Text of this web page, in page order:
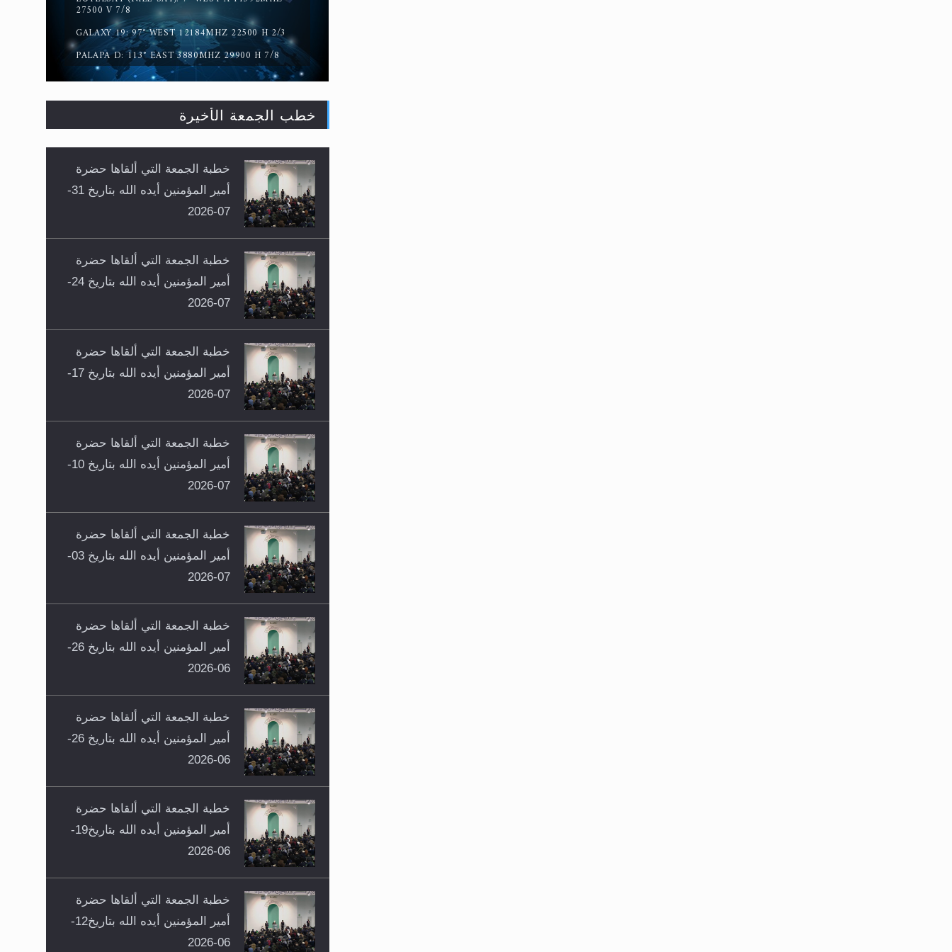
27500 V 7/8
GALAXY 19: 97° WEST 12184MHZ 22500 H 2/3
PALAPA D: 113° EAST 3880MHZ 29900 H 7/8
خطب الجمعة الأخيرة
خطبة الجمعة التي ألقاها حضرة
أمير المؤمنين أيده الله بتاريخ 31-
07-2026
خطبة الجمعة التي ألقاها حضرة
أمير المؤمنين أيده الله بتاريخ 24-
07-2026
خطبة الجمعة التي ألقاها حضرة
أمير المؤمنين أيده الله بتاريخ 17-
07-2026
خطبة الجمعة التي ألقاها حضرة
أمير المؤمنين أيده الله بتاريخ 10-
07-2026
خطبة الجمعة التي ألقاها حضرة
أمير المؤمنين أيده الله بتاريخ 03-
07-2026
خطبة الجمعة التي ألقاها حضرة
أمير المؤمنين أيده الله بتاريخ 26-
06-2026
خطبة الجمعة التي ألقاها حضرة
أمير المؤمنين أيده الله بتاريخ 26-
06-2026
خطبة الجمعة التي ألقاها حضرة
أمير المؤمنين أيده الله بتاريخ19-
06-2026
خطبة الجمعة التي ألقاها حضرة
أمير المؤمنين أيده الله بتاريخ12-
06-2026